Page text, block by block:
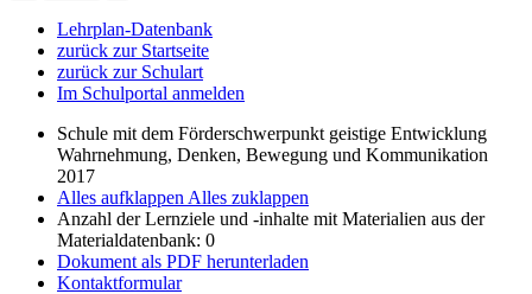
Lehrplan-Datenbank
zurück zur Startseite
zurück zur Schulart
Im Schulportal anmelden
Schule mit dem Förderschwerpunkt geistige Entwicklung
Wahrnehmung, Denken, Bewegung und Kommunikation
2017
Alles aufklappen Alles zuklappen
Anzahl der Lernziele und -inhalte mit Materialien aus der
Materialdatenbank: 0
Dokument als PDF herunterladen
Kontaktformular